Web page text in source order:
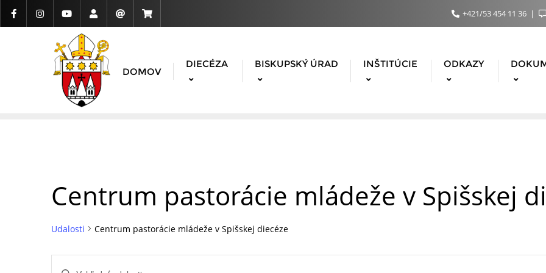
+421/53 454 11 36
DOMOV
DIECÉZA BISKUPSKÝ ÚRAD INŠTITÚCIE ODKAZY
Centrum pastorácie mládeže v Spišskej
Udalosti Centrum pastorácie mládeže v Spišskej diecéze
Udalosti
Enter